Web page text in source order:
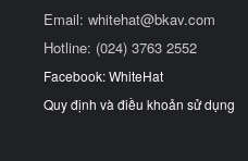
Email: whitehat@bkav.com
Hotline: (024) 3763 2552
Facebook: WhiteHat
Quy định và điều khoản sử dụng